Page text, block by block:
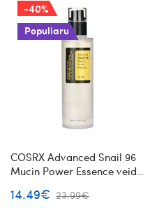
-40%
Populiaru
COSRX Advanced Snail 96
Mucin Power Essence veido
14.49€ 23.99€